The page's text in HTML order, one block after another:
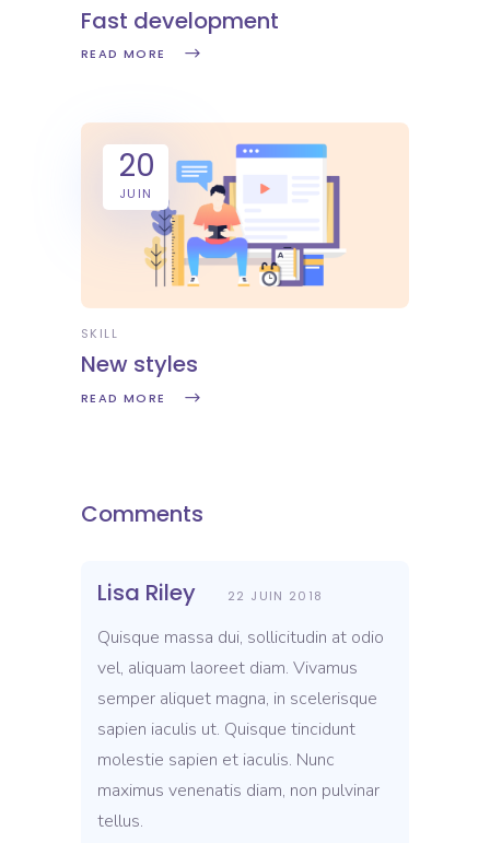
Fast development
READ MORE
20
JUIN
SKILL
New styles
READ MORE
Comments
Lisa Riley 22 JUIN 2018
Quisque massa dui, sollicitudin at odio
vel, aliquam laoreet diam. Vivamus
semper aliquet magna, in scelerisque
sapien iaculis ut. Quisque tincidunt
molestie sapien et iaculis. Nunc
maximus venenatis diam, non pulvinar
tellus.